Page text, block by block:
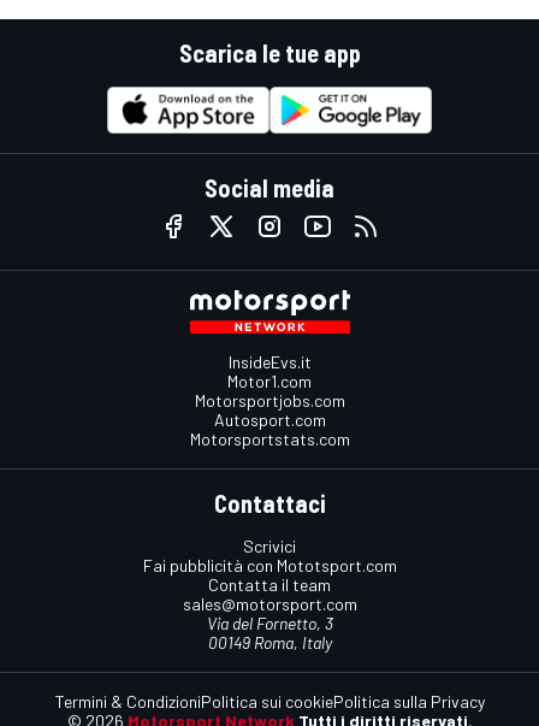
Scarica le tue app
Social media
InsideEvs.it
Motor1.com
Motorsportjobs.com
Autosport.com
Motorsportstats.com
Contattaci
Scrivici
Fai pubblicità con Mototsport.com
Contatta il team
sales@motorsport.com
Via del Fornetto, 3
00149 Roma, Italy
© 2026 Motorsport Network Tutti i diritti riservati.
Termini & CondizioniPolitica sui cookiePolitica sulla Privacy